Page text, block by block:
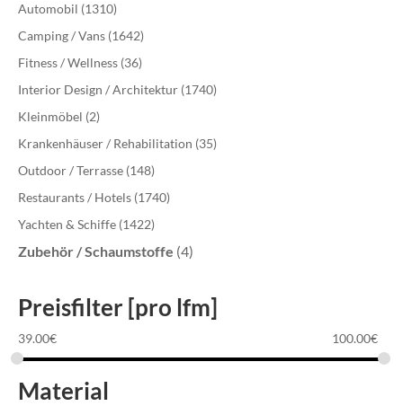
Automobil (1310)
Camping / Vans (1642)
Fitness / Wellness (36)
Interior Design / Architektur (1740)
Kleinmöbel (2)
Krankenhäuser / Rehabilitation (35)
Outdoor / Terrasse (148)
Restaurants / Hotels (1740)
Yachten & Schiffe (1422)
Zubehör / Schaumstoffe (4)
Preisfilter [pro lfm]
39.00€ 100.00€
Material